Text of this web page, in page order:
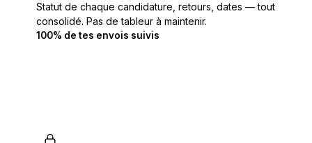
Statut de chaque candidature, retours, dates — tout
consolidé. Pas de tableur à maintenir.
100% de tes envois suivis